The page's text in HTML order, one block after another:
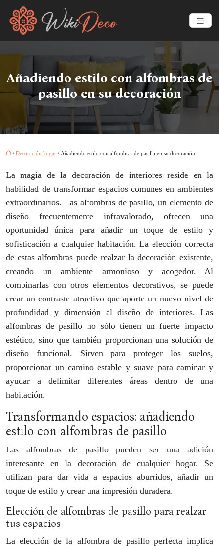
Añadiendo estilo con alfombras de
pasillo en su decoración
/ Decoración hogar / Añadiendo estilo con alfombras de pasillo en su decoración
La magia de la decoración de interiores reside en la
habilidad de transformar espacios comunes en ambientes
extraordinarios. Las alfombras de pasillo, un elemento de
diseño frecuentemente infravalorado, ofrecen una
oportunidad única para añadir un toque de estilo y
sofisticación a cualquier habitación. La elección correcta
de estas alfombras puede realzar la decoración existente,
creando un ambiente armonioso y acogedor. Al
combinarlas con otros elementos decorativos, se puede
crear un contraste atractivo que aporte un nuevo nivel de
profundidad y dimensión al diseño de interiores. Las
alfombras de pasillo no sólo tienen un fuerte impacto
estético, sino que también proporcionan una solución de
diseño funcional. Sirven para proteger los suelos,
proporcionar un camino estable y suave para caminar y
ayudar a delimitar diferentes áreas dentro de una
habitación.
Transformando espacios: añadiendo
estilo con alfombras de pasillo
Las alfombras de pasillo pueden ser una adición
interesante en la decoración de cualquier hogar. Se
utilizan para dar vida a espacios aburridos, añadir un
toque de estilo y crear una impresión duradera.
Elección de alfombras de pasillo para realzar
tus espacios
La elección de la alfombra de pasillo perfecta implica